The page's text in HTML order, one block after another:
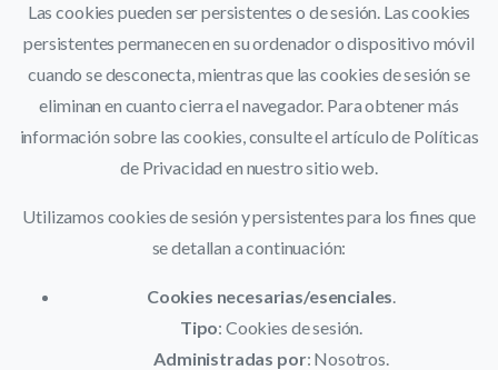
Las cookies pueden ser persistentes o de sesión. Las cookies
persistentes permanecen en su ordenador o dispositivo móvil
cuando se desconecta, mientras que las cookies de sesión se
eliminan en cuanto cierra el navegador. Para obtener más
información sobre las cookies, consulte el artículo de Políticas
de Privacidad en nuestro sitio web.
Utilizamos cookies de sesión y persistentes para los fines que
se detallan a continuación:
Cookies necesarias/esenciales.
Tipo: Cookies de sesión.
Administradas por: Nosotros.